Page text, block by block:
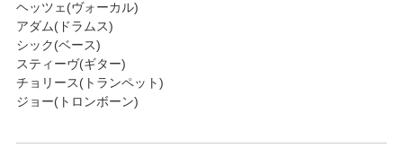
ヘッツェ(ヴォーカル)
アダム(ドラムス)
シック(ベース)
スティーヴ(ギター)
チョリース(トランペット)
ジョー(トロンボーン)